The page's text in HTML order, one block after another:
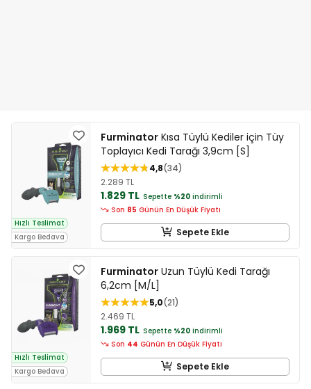
Hızlı Teslimat
Kargo Bedava
Furminator Kısa Tüylü Kediler için Tüy
Toplayıcı Kedi Tarağı 3,9cm [S]
4,8 34
2.289 TL
1.829 TL Sepette %20 indirimli
Son 85 Günün En Düşük Fiyatı
Sepete Ekle
Hızlı Teslimat
Kargo Bedava
Furminator Uzun Tüylü Kedi Tarağı
6,2cm [M/L]
5,0 21
2.469 TL
1.969 TL Sepette %20 indirimli
Son 44 Günün En Düşük Fiyatı
Sepete Ekle